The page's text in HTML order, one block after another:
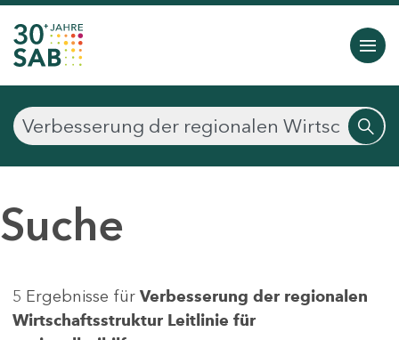
Suche
5 Ergebnisse für Verbesserung der regionalen
Wirtschaftsstruktur Leitlinie für